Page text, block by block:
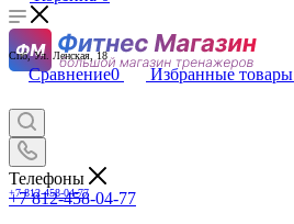
Спб, Ул. Ленская, 18
Сравнение0 Избранные товары
+7 812-458-04-77
Телефоны
+7 812-458-04-77